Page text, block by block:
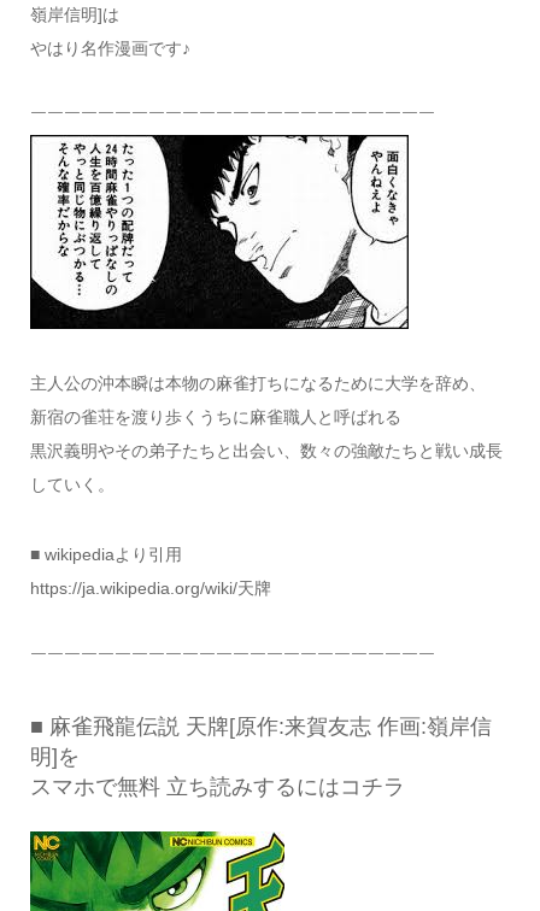
嶺岸信明]は
やはり名作漫画です♪
￣￣￣￣￣￣￣￣￣￣￣￣￣￣￣￣￣￣￣￣￣￣￣￣
主人公の沖本瞬は本物の麻雀打ちになるために大学を辞め、
新宿の雀荘を渡り歩くうちに麻雀職人と呼ばれる
黒沢義明やその弟子たちと出会い、数々の強敵たちと戦い成長
していく。
■ wikipediaより引用
https://ja.wikipedia.org/wiki/天牌
￣￣￣￣￣￣￣￣￣￣￣￣￣￣￣￣￣￣￣￣￣￣￣￣
■ 麻雀飛龍伝説 天牌[原作:来賀友志 作画:嶺岸信
明]を
スマホで無料 立ち読みするにはコチラ